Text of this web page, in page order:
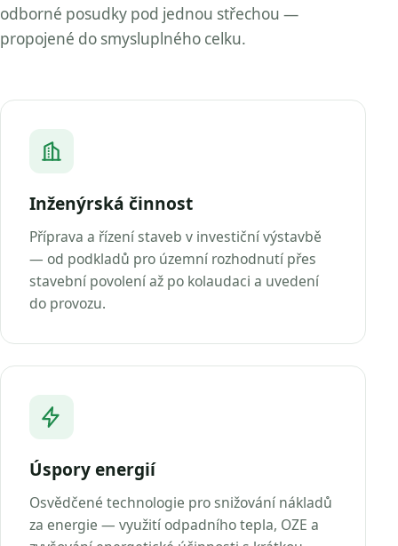
odborné posudky pod jednou střechou —
propojené do smysluplného celku.
Inženýrská činnost
Příprava a řízení staveb v investiční výstavbě
— od podkladů pro územní rozhodnutí přes
stavební povolení až po kolaudaci a uvedení
do provozu.
Úspory energií
Osvědčené technologie pro snižování nákladů
za energie — využití odpadního tepla, OZE a